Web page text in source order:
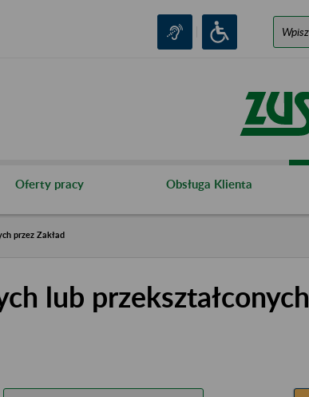
Oferty pracy Obsługa Klienta
przez Zakład
lub przekształconych